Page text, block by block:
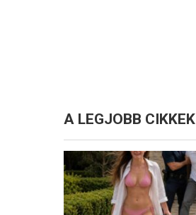
A LEGJOBB CIKKEK